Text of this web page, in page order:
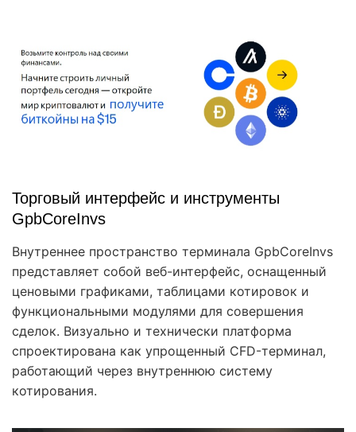
Торговый интерфейс и инструменты
GpbCoreInvs
Внутреннее пространство терминала GpbCoreInvs
представляет собой веб-интерфейс, оснащенный
ценовыми графиками, таблицами котировок и
функциональными модулями для совершения
сделок. Визуально и технически платформа
спроектирована как упрощенный CFD-терминал,
работающий через внутреннюю систему
котирования.